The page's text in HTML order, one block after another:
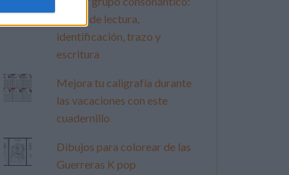
Fichas de lectura,
identificación, trazo y
escritura
Mejora tu caligrafía durante
las vacaciones con este
cuadernillo
Dibujos para colorear de las
Guerreras K pop